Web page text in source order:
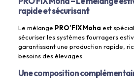
rapide et sécurisant
Le mélange PRO’FIX Mohaest
sécuriser les systèmes fourragers
garantissant une production rapide,
besoins des élevages.
Une composition